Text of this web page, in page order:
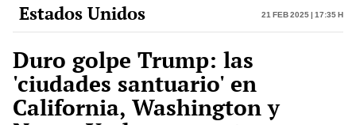
Estados Unidos 21 Feb 2025 | 17:35 h
Duro golpe Trump: las
'ciudades santuario' en
California, Washington y